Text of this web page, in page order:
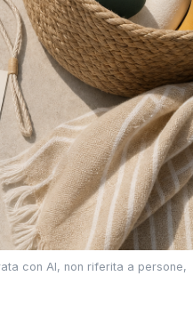
con AI, non riferita a persone,